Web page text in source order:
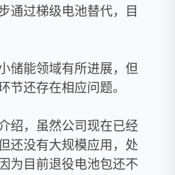
通过梯级电池替代，目
储能领域有所进展，但
节还存在相应问题。
绍，虽然公司现在已经
还没有大规模应用，处
为目前退役电池包还不